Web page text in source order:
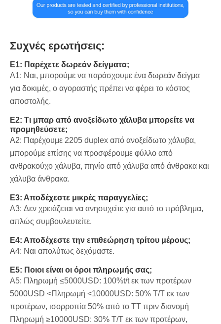
Συχνές ερωτήσεις:
Ε1: Παρέχετε δωρεάν δείγματα;
A1: Ναι, μπορούμε να παράσχουμε ένα δωρεάν δείγμα
για δοκιμές, ο αγοραστής πρέπει να φέρει το κόστος
αποστολής.
Ε2: Τι μπαρ από ανοξείδωτο χάλυβα μπορείτε να
προμηθεύσετε;
A2: Παρέχουμε 2205 duplex από ανοξείδωτο χάλυβα,
μπορούμε επίσης να προσφέρουμε φύλλο από
ανθρακούχο χάλυβα, πηνίο από χάλυβα από άνθρακα και
χάλυβα άνθρακα.
Ε3: Αποδέχεστε μικρές παραγγελίες;
A3: Δεν χρειάζεται να ανησυχείτε για αυτό το πρόβλημα,
απλώς συμβουλευτείτε.
Ε4: Αποδέχεστε την επιθεώρηση τρίτου μέρους;
A4: Ναι απολύτως δεχόμαστε.
Ε5: Ποιοι είναι οι όροι πληρωμής σας;
A5: Πληρωμή ≤5000USD: 100%t/t εκ των προτέρων
5000USD <Πληρωμή <10000USD: 50% T/T εκ των
προτέρων, ισορροπία 50% από το TT πριν διανομή
Πληρωμή ≥10000USD: 30% T/T εκ των προτέρων,